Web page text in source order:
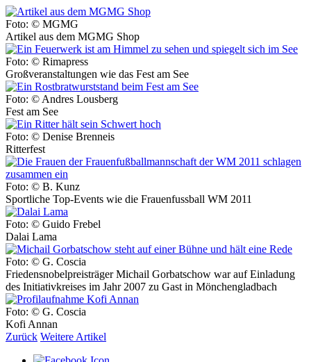
Foto: © MGMG
Artikel aus dem MGMG Shop
Foto: © Rimapress
Großveranstaltungen wie das Fest am See
Foto: © Andres Lousberg
Fest am See
Foto: © Denise Brenneis
Ritterfest
Foto: © B. Kunz
Sportliche Top-Events wie die Frauenfussball WM 2011
Foto: © Guido Frebel
Dalai Lama
Foto: © G. Coscia
Friedensnobelpreisträger Michail Gorbatschow war auf Einladung
des Initiativkreises im Jahr 2007 zu Gast in Mönchengladbach
Foto: © G. Coscia
Kofi Annan
Zurück Weitere Artikel